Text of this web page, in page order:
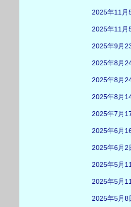
2025年11月
2025年11月
2025年9月
2025年8月
2025年8月
2025年8月
2025年7月
2025年6月
2025年6月2
2025年5月
2025年5月
2025年5月8